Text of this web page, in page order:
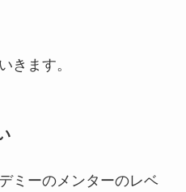
きます。
ミーのメンターのレベ